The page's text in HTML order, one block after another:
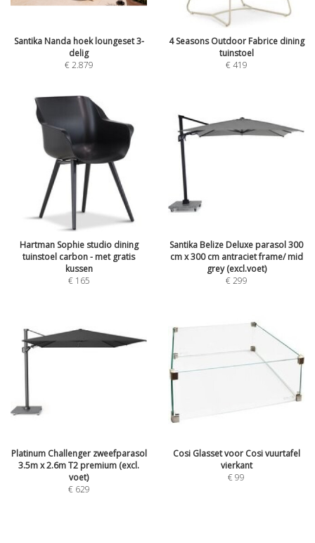
Santika Nanda hoek loungeset 3-
delig
€2.879
4 Seasons Outdoor Fabrice dining
tuinstoel
€419
Hartman Sophie studio dining
tuinstoel carbon - met gratis
kussen
€ 165
Santika Belize Deluxe parasol 300
cm x 300 cm antraciet frame/ mid
grey (excl.voet)
€299
Platinum Challenger zweefparasol
3.5m x 2.6m T2 premium (excl.
voet)
€ 629
Cosi Glasset voor Cosi vuurtafel
vierkant
€99